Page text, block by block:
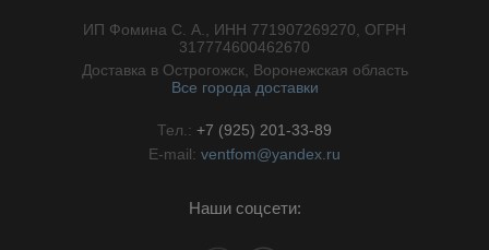
ИП Фомина С. А., ИНН 771907269270, ОГРН
317774600462670
Доставка в Острогожск, Воронежская область
Все города доставки
Тел.: +7 (925) 201-33-89
E-mail: ventfom@yandex.ru
Наши соцсети: